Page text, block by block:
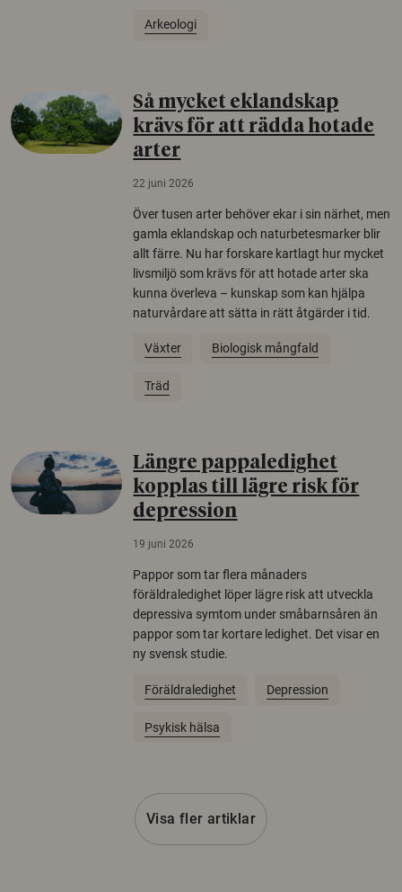
Arkeologi
Så mycket eklandskap
krävs för att rädda hotade
arter
22 juni 2026
Över tusen arter behöver ekar i sin närhet, men
gamla eklandskap och naturbetesmarker blir
allt färre. Nu har forskare kartlagt hur mycket
livsmiljö som krävs för att hotade arter ska
kunna överleva – kunskap som kan hjälpa
naturvårdare att sätta in rätt åtgärder i tid.
Växter Biologisk mångfald
Träd
Längre pappaledighet
kopplas till lägre risk för
depression
19 juni 2026
Pappor som tar flera månaders
föräldraledighet löper lägre risk att utveckla
depressiva symtom under småbarnsåren än
pappor som tar kortare ledighet. Det visar en
ny svensk studie.
Föräldraledighet Depression
Psykisk hälsa
Visa fler artiklar